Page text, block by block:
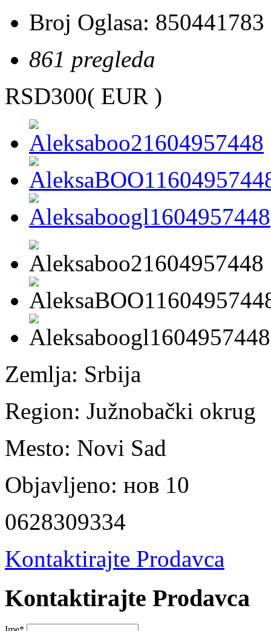
Broj Oglasa: 850441783
861 pregleda
RSD300( EUR )
Zemlja: Srbija
Region: Južnobački okrug
Mesto: Novi Sad
Objavljeno: нов 10
0628309334
Kontaktirajte Prodavca
Kontaktirajte Prodavca